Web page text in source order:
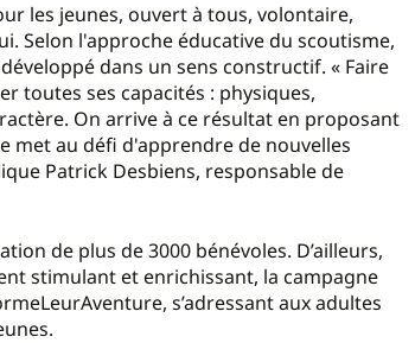
les jeunes, ouvert à tous, volontaire,
Selon l'approche éducative du scoutisme,
dans un sens constructif. « Faire
toutes ses capacités : physiques,
On arrive à ce résultat en proposant
met au défi d'apprendre de nouvelles
Patrick Desbiens, responsable de
de plus de 3000 bénévoles. D’ailleurs,
stimulant et enrichissant, la campagne
s’adressant aux adultes